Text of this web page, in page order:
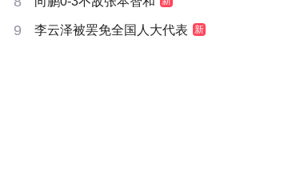
9 李云泽被罢免全国人大代表 新